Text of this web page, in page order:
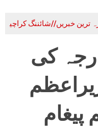
خبریں//شائننگ کراچی
کی